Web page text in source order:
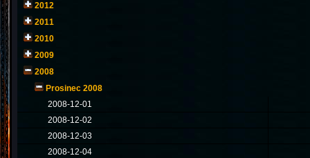
2012
2011
2010
2009
2008
Prosinec 2008
2008-12-01
2008-12-02
2008-12-03
2008-12-04